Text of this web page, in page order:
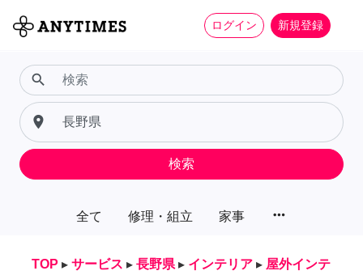
ログイン 新規登録
全て 修理・組立 家事 more_horiz
search
place
検索
TOP ▸ サービス ▸ 長野県 ▸ インテリア ▸ 屋外インテ